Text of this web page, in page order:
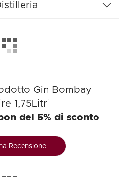
Gin Bombay
1,75Litri
del 5% di sconto
Recensione